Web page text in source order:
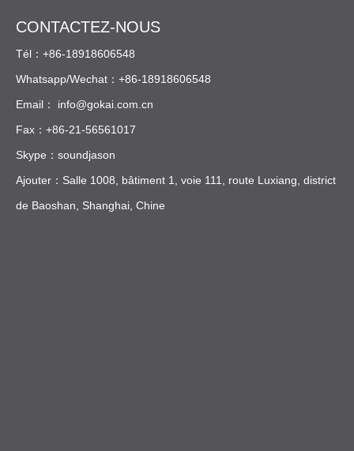
CONTACTEZ-NOUS
Tél：+86-18918606548
Whatsapp/Wechat：+86-18918606548
Email： info@gokai.com.cn
Fax：+86-21-56561017
Skype：soundjason
Ajouter：Salle 1008, bâtiment 1, voie 111, route Luxiang, district
de Baoshan, Shanghai, Chine